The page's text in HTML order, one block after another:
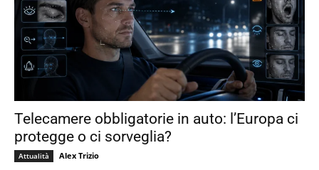
Telecamere obbligatorie in auto: l’Europa ci
protegge o ci sorveglia?
Attualità Alex Trizio